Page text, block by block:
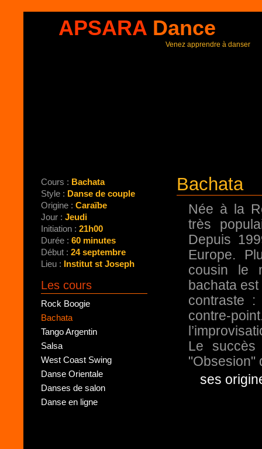
APSARA Dance
Venez apprendre à danser
Bachata
Née à la
très
Depuis
Europe.
cousin le
bachata
contraste
contre-
Le
"Obsesion"
ses
Cours : Bachata
Style : Danse de couple
Origine : Caraïbe
Jour : Jeudi
Initiation : 21h00
Durée : 60 minutes
Début : 24 septembre
Lieu : Institut st Joseph
Les cours
Rock Boogie
Bachata
Tango Argentin
Salsa
West Coast Swing
Danse Orientale
Danses de salon
Danse en ligne